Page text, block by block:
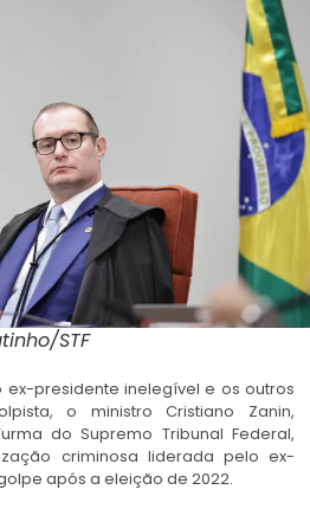
STF
presidente inelegível e os outros
o ministro Cristiano Zanin,
do Supremo Tribunal Federal,
criminosa liderada pelo ex-
após a eleição de 2022.